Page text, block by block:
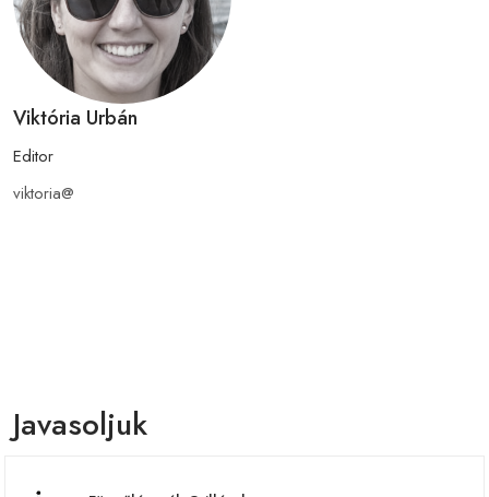
Viktória Urbán
Editor
viktoria@
Javasoljuk